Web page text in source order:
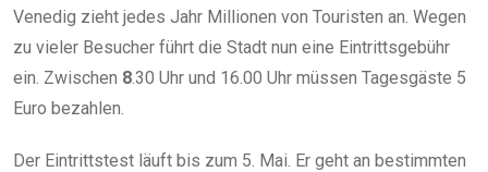
Venedig zieht jedes Jahr Millionen von Touristen an. Wegen
zu vieler Besucher führt die Stadt nun eine Eintrittsgebühr
ein. Zwischen 8.30 Uhr und 16.00 Uhr müssen Tagesgäste 5
Euro bezahlen.
Der Eintrittstest läuft bis zum 5. Mai. Er geht an bestimmten